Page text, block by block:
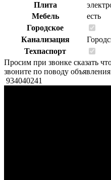
Плита
Мебель
есть
Городское
Канализация
Техпаспорт
Просим при звонке сказать
звоните по поводу
934040241